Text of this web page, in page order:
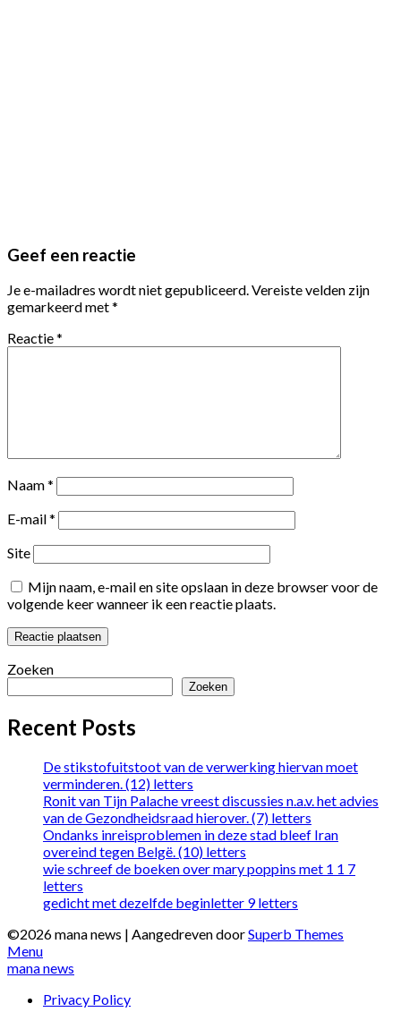
Geef een reactie
Je e-mailadres wordt niet gepubliceerd.Vereiste velden zijn
gemarkeerd met*
Reactie*
Naam*
E-mail*
Site
Mijn naam, e-mail en site opslaan in deze browser voor de
volgende keer wanneer ik een reactie plaats.
Zoeken
Zoeken
Recent Posts
De stikstofuitstoot van de verwerking hiervan moet
verminderen. (12) letters
Ronit van Tijn Palache vreest discussies n.a.v. het advies
van de Gezondheidsraad hierover. (7) letters
Ondanks inreisproblemen in deze stad bleef Iran
overeind tegen Belgë. (10) letters
wie schreef de boeken over mary poppins met 1 1 7
letters
gedicht met dezelfde beginletter 9 letters
©2026 mana news | Aangedreven doorSuperb Themes
Menu
mana news
Privacy Policy